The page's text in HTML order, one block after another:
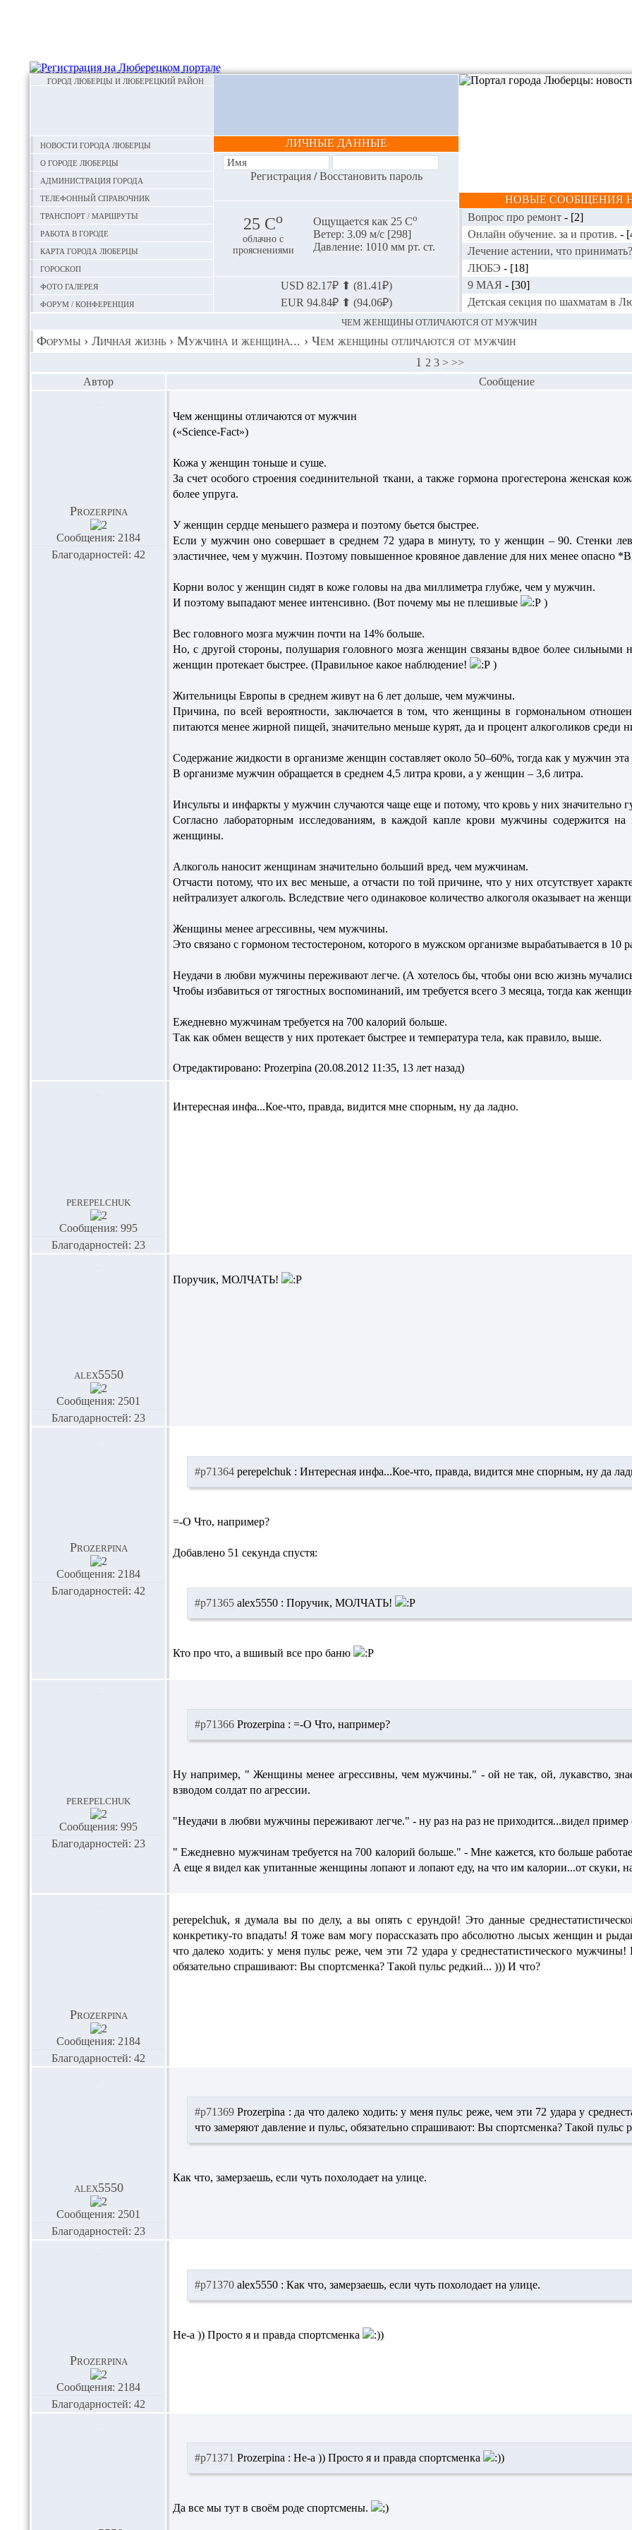
ГОРОД ЛЮБЕРЦЫ И ЛЮБЕРЕЦКИЙ РАЙОН
Новости города Люберцы
О городе Люберцы
Администрация города
Телефонный справочник
Транспорт / маршруты
Работа в городе
Карта города Люберцы
Гороскоп
Фото галерея
Форум / конференция
ЛИЧНЫЕ ДАННЫЕ
Регистрация/Восстановить пароль
25 Сo
облачно с
прояснениями
Ощущается как 25 Сo
Ветер: 3.09 м/с [298]
Давление: 1010 мм рт. ст.
USD 82.17₽ ⬆ (81.41₽)
EUR 94.84₽ ⬆ (94.06₽)
НОВЫЕ СООБЩЕНИЯ
Вопрос про ремонт - [2]
Онлайн обучение. за и против. -
Лечение астении, что
ЛЮБЭ - [18]
9 МАЯ - [30]
Детская секция по шахматам в
ЧЕМ ЖЕНЩИНЫ ОТЛИЧАЮТСЯ ОТ МУЖЧИН
Форумы › Личная жизнь › Мужчина и женщина... › Чем женщины отличаются от мужчин
1 2 3 > >>
Автор
Сообщение
Prozerpina
Сообщения: 2184
Благодарностей: 42
Чем женщины отличаются от мужчин
(«Science-Fact»)
Кожа у женщин тоньше и суше.
За счет особого строения соединительной ткани, а также гормона прогестерона женская
более упруга.
У женщин сердце меньшего размера и поэтому бьется быстрее.
Если у мужчин оно совершает в среднем 72 удара в минуту, то у женщин – 90. Стенки
эластичнее, чем у мужчин. Поэтому повышенное кровяное давление для них менее опасно
Корни волос у женщин сидят в коже головы на два миллиметра глубже, чем у мужчин.
И поэтому выпадают менее интенсивно. (Вот почему мы не плешивые
)
Вес головного мозга мужчин почти на 14% больше.
Но, с другой стороны, полушария головного мозга женщин связаны вдвое более сильными
женщин протекает быстрее. (Правильное какое наблюдение!
)
Жительницы Европы в среднем живут на 6 лет дольше, чем мужчины.
Причина, по всей вероятности, заключается в том, что женщины в гормональном
питаются менее жирной пищей, значительно меньше курят, да и процент алкоголиков среди
Содержание жидкости в организме женщин составляет около 50–60%, тогда как у мужчин
В организме мужчин обращается в среднем 4,5 литра крови, а у женщин – 3,6 литра.
Инсульты и инфаркты у мужчин случаются чаще еще и потому, что кровь у них значительно
Согласно лабораторным исследованиям, в каждой капле крови мужчины содержится
женщины.
Алкоголь наносит женщинам значительно больший вред, чем мужчинам.
Отчасти потому, что их вес меньше, а отчасти по той причине, что у них отсутствует
нейтрализует алкоголь. Вследствие чего одинаковое количество алкоголя оказывает на
Женщины менее агрессивны, чем мужчины.
Это связано с гормоном тестостероном, которого в мужском организме вырабатывается в 10
Неудачи в любви мужчины переживают легче. (А хотелось бы, чтобы они всю жизнь
Чтобы избавиться от тягостных воспоминаний, им требуется всего 3 месяца, тогда как
Ежедневно мужчинам требуется на 700 калорий больше.
Так как обмен веществ у них протекает быстрее и температура тела, как правило, выше.
Отредактировано: Prozerpina (20.08.2012 11:35, 13 лет назад)
perepelchuk
Сообщения: 995
Благодарностей: 23
Интересная инфа...Кое-что, правда, видится мне спорным, ну да ладно.
alex5550
Сообщения: 2501
Благодарностей: 23
Поручик, МОЛЧАТЬ!
Prozerpina
Сообщения: 2184
Благодарностей: 42
#p71364 perepelchuk : Интересная инфа...Кое-что, правда, видится мне спорным, ну да
=-O Что, например?
Добавлено 51 секунда спустя:
#p71365 alex5550 : Поручик, МОЛЧАТЬ!
Кто про что, а вшивый все про баню
perepelchuk
Сообщения: 995
Благодарностей: 23
#p71366 Prozerpina : =-O Что, например?
Ну например, " Женщины менее агрессивны, чем мужчины." - ой не так, ой, лукавство,
взводом солдат по агрессии.
"Неудачи в любви мужчины переживают легче." - ну раз на раз не приходится...видел
" Ежедневно мужчинам требуется на 700 калорий больше." - Мне кажется, кто больше
А еще я видел как упитанные женщины лопают и лопают еду, на что им калории...от скуки,
Prozerpina
Сообщения: 2184
Благодарностей: 42
perepelchuk, я думала вы по делу, а вы опять с ерундой! Это данные
конкретику-то впадать! Я тоже вам могу порассказать про абсолютно лысых женщин и
что далеко ходить: у меня пульс реже, чем эти 72 удара у среднестатистического
обязательно спрашивают: Вы спортсменка? Такой пульс редкий... ))) И что?
alex5550
Сообщения: 2501
Благодарностей: 23
#p71369 Prozerpina : да что далеко ходить: у меня пульс реже, чем эти 72 удара у
что замеряют давление и пульс, обязательно спрашивают: Вы спортсменка? Такой пульс
Как что, замерзаешь, если чуть похолодает на улице.
Prozerpina
Сообщения: 2184
Благодарностей: 42
#p71370 alex5550 : Как что, замерзаешь, если чуть похолодает на улице.
Не-а )) Просто я и правда спортсменка
#p71371 Prozerpina : Не-а )) Просто я и правда спортсменка
Да все мы тут в своём роде спортсмены.